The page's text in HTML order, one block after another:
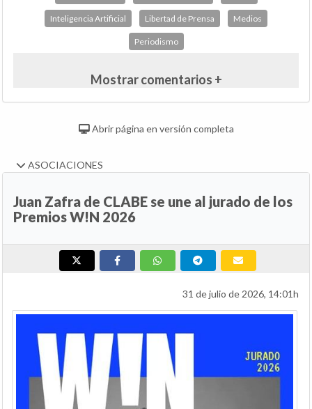
Inteligencia Artificial Libertad de Prensa Medios
Periodismo
Mostrar comentarios +
Abrir página en versión completa
ASOCIACIONES
Juan Zafra de CLABE se une al jurado de los
Premios W!N 2026
31 de julio de 2026, 14:01h